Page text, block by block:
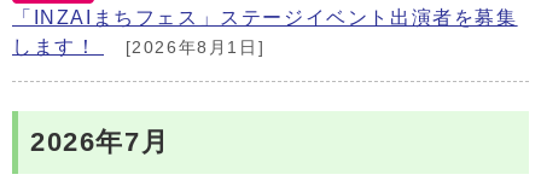
「INZAIまちフェス」ステージイベント出演者を募集
します！
[2026年8月1日]
2026年7月